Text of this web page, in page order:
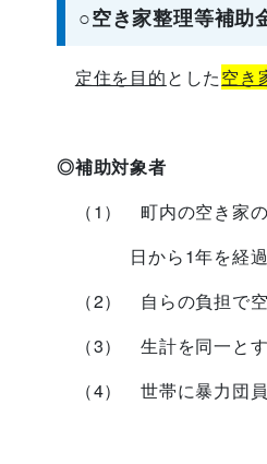
○空き家整理等補助
定住を目的とした空き
◎補助対象者
（1） 町内の空き家の
日から1年を経過
（2） 自らの負担で空
（3） 生計を同一とす
（4） 世帯に暴力団